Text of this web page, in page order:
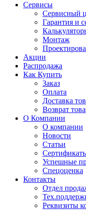
Сервисы
Сервисный
Гарантия и
Монтаж
Акции
Распродажа
Как Купить
Заказ
Оплата
Доставка
Возврат
О Компании
О компании
Новости
Статьи
Успешные
Спецоценка
Контакты
Отдел
Реквизиты